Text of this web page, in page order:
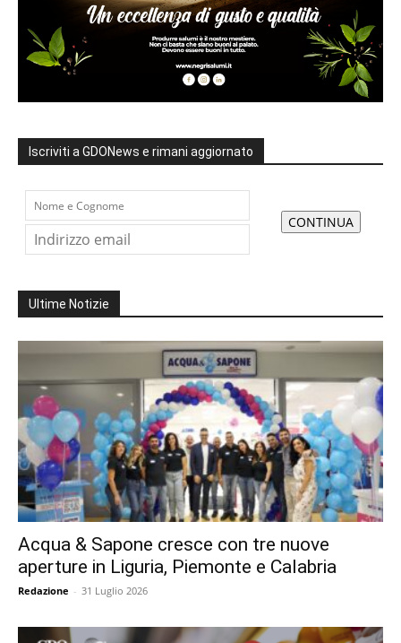
Iscriviti a GDONews e rimani aggiornato
Ultime Notizie
Acqua & Sapone cresce con tre nuove
aperture in Liguria, Piemonte e Calabria
Redazione - 31 Luglio 2026